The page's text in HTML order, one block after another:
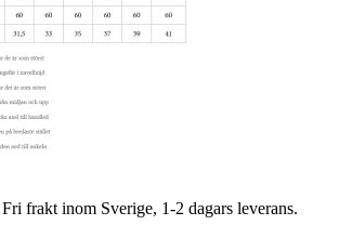
Fri frakt inom Sverige, 1-2 dagars leverans.